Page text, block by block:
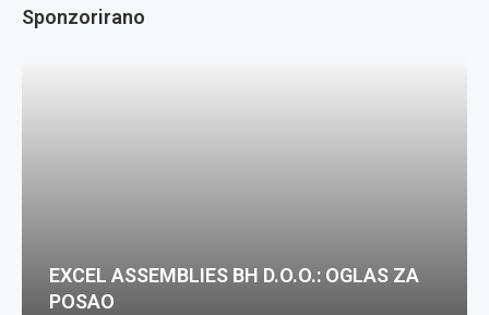
Sponzorirano
EXCEL ASSEMBLIES BH D.O.O.: OGLAS ZA
POSAO